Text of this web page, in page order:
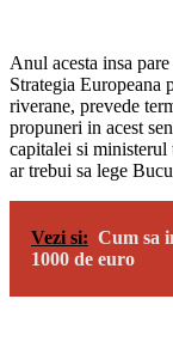
Anul acesta insa
Strategia Europeana
riverane, prevede
propuneri in acest
capitalei si ministerul
ar trebui sa lege
Vezi si: Cum sa
1000 de euro